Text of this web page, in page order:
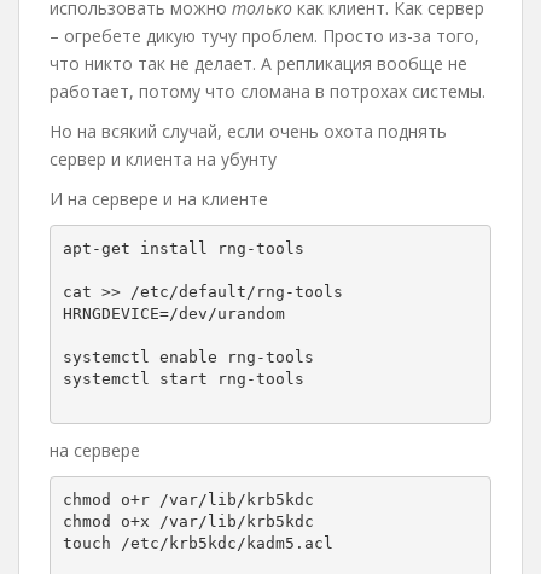
использовать можно только как клиент. Как сервер
– огребете дикую тучу проблем. Просто из-за того,
что никто так не делает. А репликация вообще не
работает, потому что сломана в потрохах системы.
Но на всякий случай, если очень охота поднять
сервер и клиента на убунту
И на сервере и на клиенте
apt-get install rng-tools
cat >> /etc/default/rng-tools
HRNGDEVICE=/dev/urandom
systemctl enable rng-tools
systemctl start rng-tools
на сервере
chmod o+r /var/lib/krb5kdc
chmod o+x /var/lib/krb5kdc
touch /etc/krb5kdc/kadm5.acl